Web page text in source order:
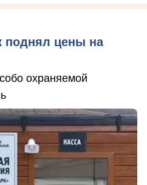
поднял цены на
охраняемой